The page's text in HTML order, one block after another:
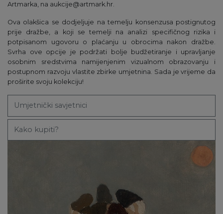
Artmarka, na aukcije@artmark.hr.
Ova olakšica se dodjeljuje na temelju konsenzusa postignutog
prije dražbe, a koji se temelji na analizi specifičnog rizika i
potpisanom ugovoru o plaćanju u obrocima nakon dražbe.
Svrha ove opcije je podržati bolje budžetiranje i upravljanje
osobnim sredstvima namijenjenim vizualnom obrazovanju i
postupnom razvoju vlastite zbirke umjetnina. Sada je vrijeme da
proširite svoju kolekciju!
Umjetnički savjetnici
Kako kupiti?